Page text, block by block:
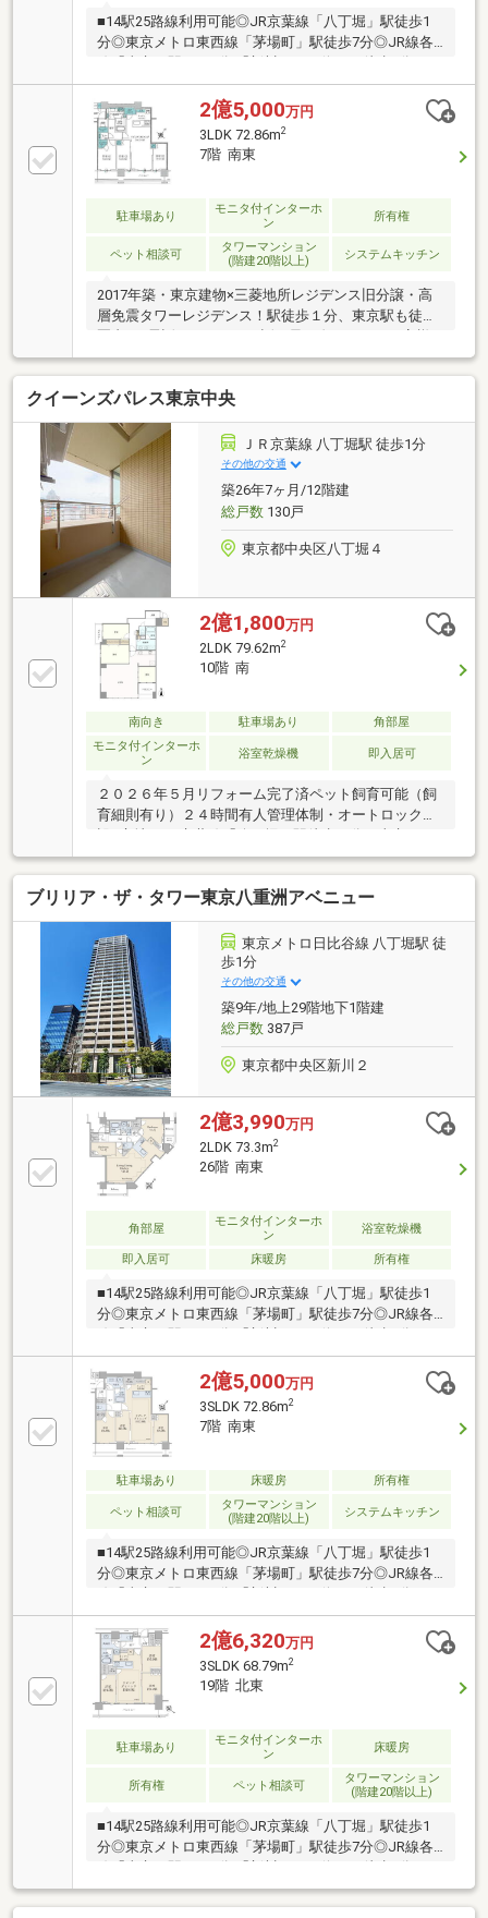
■14駅25路線利用可能◎JR京葉線「八丁堀」駅徒歩1
分◎東京メトロ東西線「茅場町」駅徒歩7分◎JR線各
■2017年築・全387戸・地上29階、超高層免振タワーレ
ジデンス■10階部分／40.93㎡／1LDK+WIC+N＋TR／北
西向きバルコニー ※トランクルーム面積0.31㎡を含む
／3LDK+WIC+SIC+N＋TR■ウォークインクローゼット
や納戸など収納充実■隅田川テラスや新川公園まで徒
歩５分、休日にのんびりできるスポット多数。■ホテ
ルライクな共用施設・設備
2億5,000万円
3LDK 72.86m2
7階 南東
駐車場あり
モニタ付インターホ
ン
所有権
ペット相談可
タワーマンション
(階建20階以上)
システムキッチン
2017年築・東京建物×三菱地所レジデンス旧分譲・高
層免震タワーレジデンス！駅徒歩１分、東京駅も徒歩
のご希望に合った物件を細かい心遣いでお手伝いさせ
て頂きます。弊社HPには公開前の物件を多数掲載して
おりますので、新鮮な情報をいち早く発信させて頂い
ております。お客様が納得なさるお住まいが見つかる
よう、スピード感を持って全力でサポートします。売
却査定・買い取りも致します。ご希望の際は、ケーコ
ーポレーション売買事業部03-6865-1151迄 お気軽に
お問い合わせ下さい。
クイーンズパレス東京中央
ＪＲ京葉線 八丁堀駅 徒歩1分
その他の交通
築26年7ヶ月/12階建
総戸数130戸
東京都中央区八丁堀４
2億1,800万円
2LDK 79.62m2
10階 南
南向き 駐車場あり
角部屋
モニタ付インターホ
ン
浴室乾燥機 即入居可
２０２６年５月リフォーム完了済ペット飼育可能（飼
育細則有り）２４時間有人管理体制・オートロック付
ロ有楽町線「新富町」駅徒歩９分・JR山手線「東京」
駅徒歩１７分■間取り・３ＬＤＫ ・南西角部屋・
南、西向き２面バルコニー■設備・浴室乾燥機・TVモ
ニター付インターフォン・トランクルーム、宅配ボッ
クスあり・床暖房付設（リビングダイニング部分）
ブリリア・ザ・タワー東京八重洲アベニュー
東京メトロ日比谷線 八丁堀駅 徒
歩1分
その他の交通
築9年/地上29階地下1階建
総戸数387戸
東京都中央区新川２
2億3,990万円
2LDK 73.3m2
26階 南東
角部屋
モニタ付インターホ
ン
浴室乾燥機
即入居可 床暖房 所有権
■14駅25路線利用可能◎JR京葉線「八丁堀」駅徒歩1
分◎東京メトロ東西線「茅場町」駅徒歩7分◎JR線各
■2017年築・全387戸・地上29階、超高層免振タワーレ
ジデンス◎26階部分／75.06㎡／
2LDK+N+WIC+SIC+TR（0.55㎡専有面積に含む）◎南
東・北東角住戸につき眺望良好です◎リノベーション
物件（2026年2月完了） クロス張替/洗濯防水パン交
換/トイレ交換/コンロ交換 浴室乾燥機交換/給湯器交
換 等■ホテルライクな共用施設（コンシェルジュサ
ービス／スカイラウンジ等）■隅田川テラスや新川公
園まで徒歩5分
2億5,000万円
3SLDK 72.86m2
7階 南東
駐車場あり 床暖房 所有権
ペット相談可
タワーマンション
(階建20階以上)
システムキッチン
■14駅25路線利用可能◎JR京葉線「八丁堀」駅徒歩1
分◎東京メトロ東西線「茅場町」駅徒歩7分◎JR線各
■2017年築・全387戸・地上29階、超高層免振タワーレ
ジデンス■7階部分／72.86㎡（TR面積0.42㎡を含む）
／3LDK+WIC+SIC+N＋TR■各居室に収納有・キッチン
には約1.2㎡の納戸有■LD・洋室天井高2600mm■全居
室、南東向きのバルコニーに面した採光・通風良好の
使い勝手に優れたプラン■隅田川テラスや新川公園ま
で徒歩５分、休日にのんびりできるスポット多数。■
ホテルライクな共用施設・設備
2億6,320万円
3SLDK 68.79m2
19階 北東
駐車場あり
モニタ付インターホ
ン
床暖房
所有権 ペット相談可
タワーマンション
(階建20階以上)
■14駅25路線利用可能◎JR京葉線「八丁堀」駅徒歩1
分◎東京メトロ東西線「茅場町」駅徒歩7分◎JR線各
■2017年築・全387戸・地上29階、超高層免振タワーレ
ジデンス■19階部分／68.79平米（TR面積0.30平米を含